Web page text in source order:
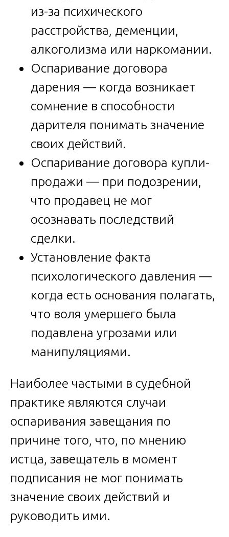
из-за психического
расстройства, деменции,
алкоголизма или наркомании.
Оспаривание договора
дарения — когда возникает
сомнение в способности
дарителя понимать значение
своих действий.
Оспаривание договора купли-
продажи — при подозрении,
что продавец не мог
осознавать последствий
сделки.
Установление факта
психологического давления —
когда есть основания полагать,
что воля умершего была
подавлена угрозами или
манипуляциями.
Наиболее частыми в судебной
практике являются случаи
оспаривания завещания по
причине того, что, по мнению
истца, завещатель в момент
подписания не мог понимать
значение своих действий и
руководить ими.